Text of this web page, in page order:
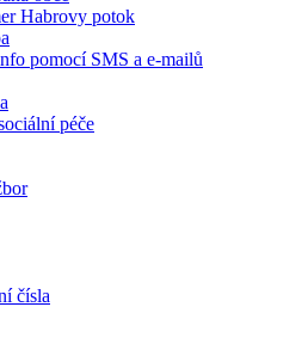
Habrovy potok
pomocí SMS a e-mailů
péče
čísla